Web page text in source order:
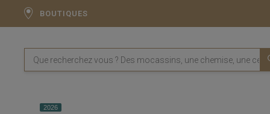
BOUTIQUES
2026